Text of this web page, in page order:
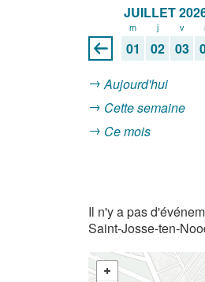
JUILLET
m
01
j
02
v
03
Aujourd'hui
Cette semaine
Ce mois
Il n'y a pas
Saint-Josse-ten-